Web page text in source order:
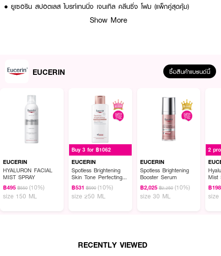
● ยูเซอริน สปอตเลส ไบรท์เทนนิ่ง เจนเทิล คลีนซิ่ง โฟม (แพ็กคู่สุดคุ้ม)
● ทำความสะอาดสิ่งสกปรกและน้ำมันส่วนเกินได้อย่างล้ำลึกถึงรูขุมขน
● ช่วยปรับสภาพผิวให้ดูเรียบเนียนสม่ำเสมอและกระจ่างใสขึ้นอย่างเป็นธรรมชาติ
● ผ่านการทดสอบโดยผู้เชี่ยวชาญด้านผิวพรรณ มั่นใจในคุณภาพและมาตรฐาน
● FDA Registration no. 11-1-6300049759
● ปริมาณ: 150 ml x 2 ชิ้น
How To Use:
● บีบเนื้อโฟมลงบนฝ่ามือในปริมาณที่เหมาะสม ผสมน้ำเล็กน้อยให้เกิดฟองนุ่ม
● ลูบไล้และนวดเบาๆ ให้ทั่วใบหน้า โดยระวังอย่าให้เข้าตา
Show More
EUCERIN ซื้อสินค้าแบรนด์นี้
EUCERIN
HYALURON FACIAL
MIST SPRAY
฿495 ฿550 (10%)
size 150 ML
Buy 3 for ฿1062
EUCERIN
Spotless Brightening
Skin Tone Perfecting
Body Lotion
฿531 ฿590 (10%)
size 250 ML
EUCERIN
Spotless Brightening
Booster Serum
฿2,025 ฿2,250 (10%)
size 30 ML
2
Mist
฿198
size
RECENTLY VIEWED